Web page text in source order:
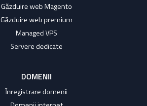
Găzduire web Magento
Găzduire web premium
Managed VPS
Servere dedicate
DOMENII
Înregistrare domenii